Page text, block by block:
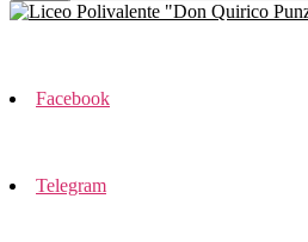
Facebook
Telegram